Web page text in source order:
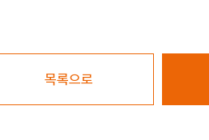
목록으로